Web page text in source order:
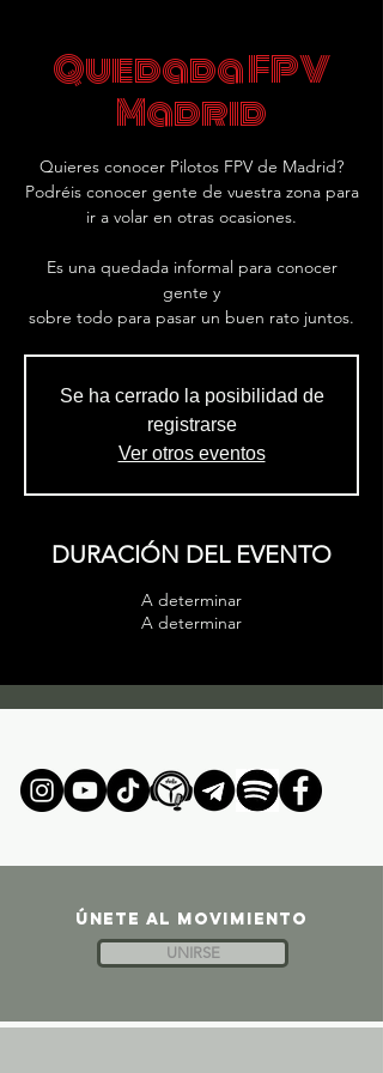
Quedada FPV
Madrid
Quieres conocer Pilotos FPV de Madrid?
Podréis conocer gente de vuestra zona para
ir a volar en otras ocasiones.
Es una quedada informal para conocer
gente y
sobre todo para pasar un buen rato juntos.
Se ha cerrado la posibilidad de
registrarse
Ver otros eventos
DURACIÓN DEL EVENTO
A determinar
A determinar
ÚNETE AL MOVIMIENTO
UNIRSE